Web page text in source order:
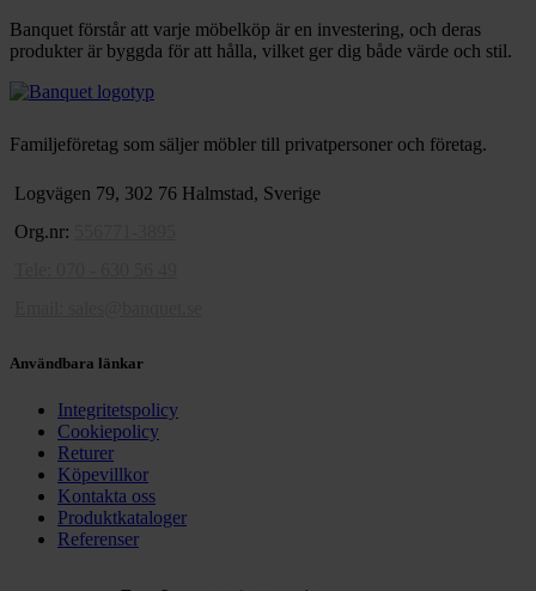
Banquet förstår att varje möbelköp är en investering, och deras
produkter är byggda för att hålla, vilket ger dig både värde och stil.
Familjeföretag som säljer möbler till privatpersoner och företag.
Logvägen 79, 302 76 Halmstad, Sverige
Org.nr:
Användbara länkar
Integritetspolicy
Cookiepolicy
Returer
Köpevillkor
Kontakta oss
Produktkataloger
Referenser